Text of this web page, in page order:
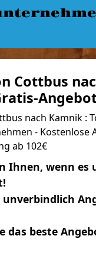
Cottbus
nach Kamnik :
- Kostenlose
ab 102€
Ihnen, wenn es
unverbindlich
das beste